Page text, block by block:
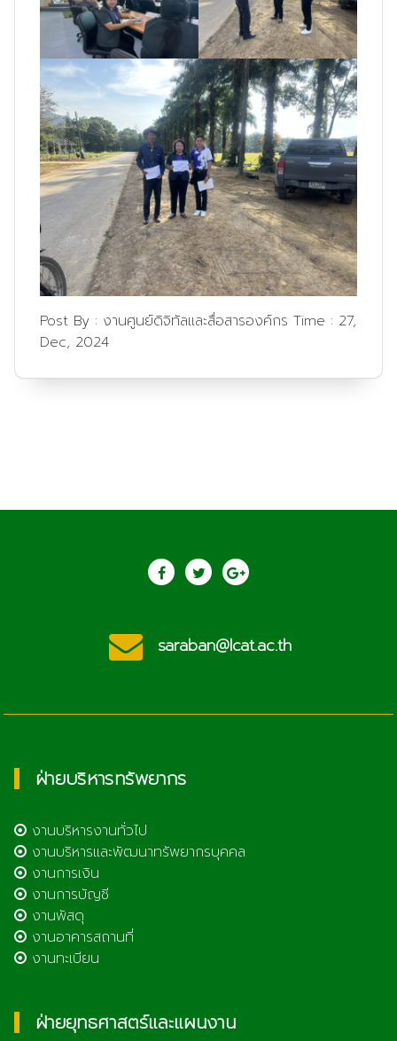
Post By : งานศูนย์ดิจิทัลและสื่อสารองค์กร Time : 27,
Dec, 2024
saraban@lcat.ac.th
ฝ่ายบริหารทรัพยากร
งานบริหารงานทั่วไป
งานบริหารและพัฒนาทรัพยากรบุคคล
งานการเงิน
งานการบัญชี
งานพัสดุ
งานอาคารสถานที่
งานทะเบียน
ฝ่ายยุทธศาสตร์และแผนงาน